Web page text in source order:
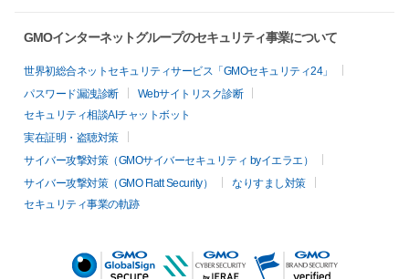
GMOインターネットグループのセキュリティ事業について
世界初総合ネットセキュリティサービス「GMOセキュリティ24」
パスワード漏洩診断
Webサイトリスク診断
セキュリティ相談AIチャットボット
実在証明・盗聴対策
サイバー攻撃対策（GMOサイバーセキュリティ byイエラエ）
サイバー攻撃対策（GMO Flatt Security）
なりすまし対策
セキュリティ事業の軌跡